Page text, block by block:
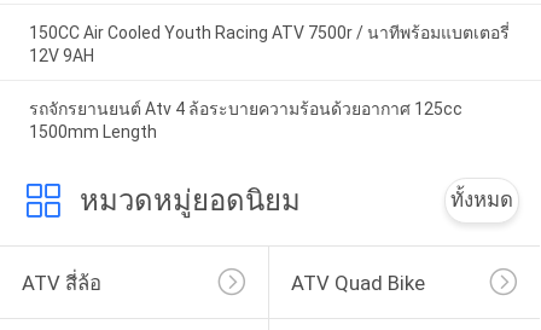
150CC Air Cooled Youth Racing ATV 7500r / นาทีพร้อมแบตเตอรี่
12V 9AH
รถจักรยานยนต์ Atv 4 ล้อระบายความร้อนด้วยอากาศ 125cc
1500mm Length
หมวดหมู่ยอดนิยม ทั้งหมด
ATV สี่ล้อ ATV Quad Bike